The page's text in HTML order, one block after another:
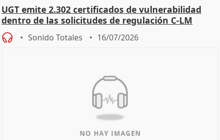
UGT emite 2.302 certificados de vulnerabilidad
dentro de las solicitudes de regulación C-LM
Sonido Totales 16/07/2026